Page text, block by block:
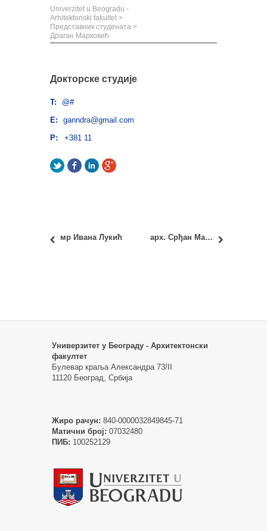
Univerzitet u Beogradu -
Arhitektonski fakultet >
Представник студената >
Драган Марковић
Докторске студије
T:
@#
E:
ganndra@gmail.com
P:
+381 11
TwitterFacebook
LinkedIn
мр Ивана Лукић арх. Срђан Марловић
Универзитет у Београду - Архитектонски
факултет
Булевар краља Александра 73/II
11120 Београд, Србија
Жиро рачун: 840-0000032849845-71
Матични број: 07032480
ПИБ: 100252129